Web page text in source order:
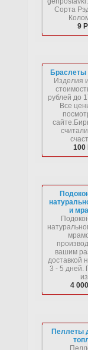
Сорта
9
Браслеты
Изделия
рублей до
Все
100
и
вашим
доставкой
3 - 5 дней.
4
Пеллеты